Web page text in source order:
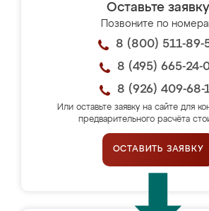
Оставьте заявку
Позвоните по
8 (800) 511-89-
8 (495) 665-24-
8 (926) 409-68-
Или оставьте заявку на сайте для
предварительного расчёта
ОСТАВИТЬ ЗАЯВКУ